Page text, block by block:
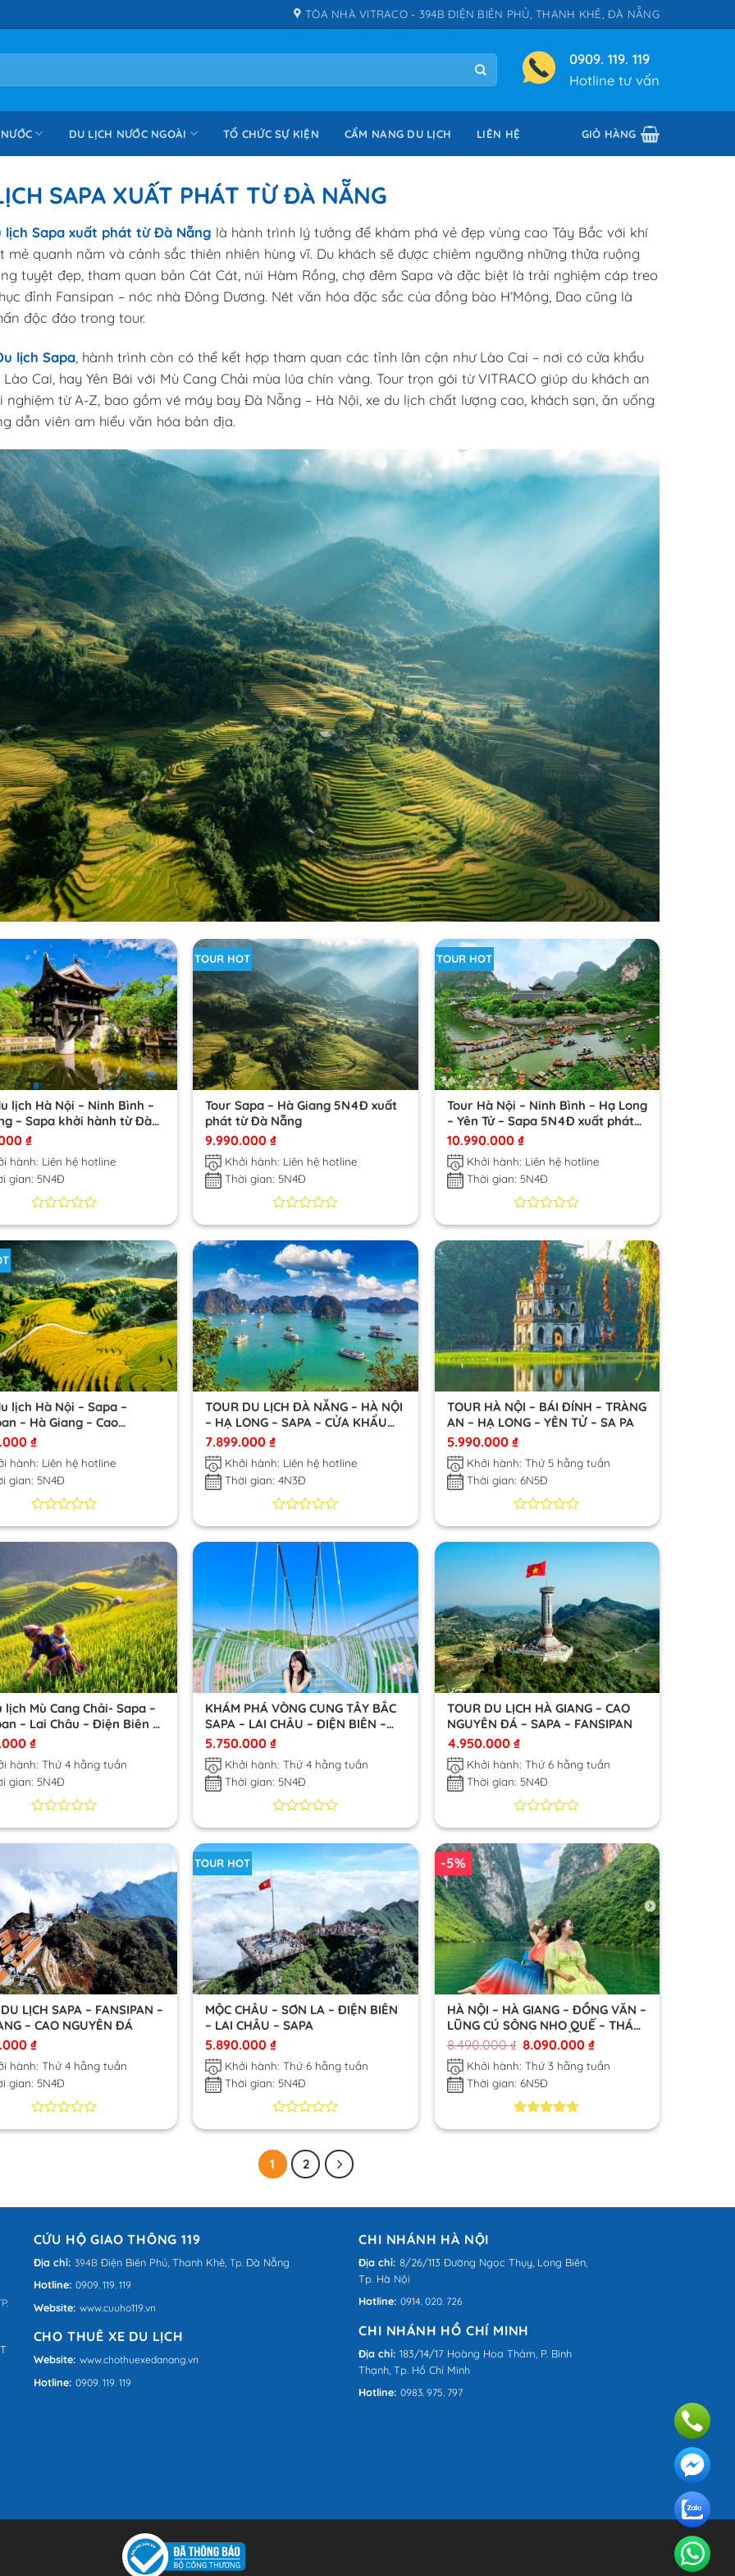
TÒA NHÀ VITRACO - 394B ĐIỆN BIÊN PHỦ, THANH KHÊ, ĐÀ NẴNG
0909. 119. 119
Hotline tư vấn
DU LỊCH NƯỚC NGOÀI TỔ CHỨC SỰ KIỆN CẨM NANG DU LỊCH LIÊN HỆ GIỎ HÀNG
SAPA XUẤT PHÁT TỪ ĐÀ NẴNG
lịch Sapa xuất phát từ Đà Nẵng là hành trình lý tưởng để khám phá vẻ đẹp vùng cao Tây Bắc với khí
mẻ quanh năm và cảnh sắc thiên nhiên hùng vĩ. Du khách sẽ được chiêm ngưỡng những thửa ruộng
tuyệt đẹp, tham quan bản Cát Cát, núi Hàm Rồng, chợ đêm Sapa và đặc biệt là trải nghiệm cáp treo
đỉnh Fansipan – nóc nhà Đông Dương. Nét văn hóa đặc sắc của đồng bào H’Mông, Dao cũng là
độc đáo trong tour.
lịch Sapa, hành trình còn có thể kết hợp tham quan các tỉnh lân cận như Lào Cai – nơi có cửa khẩu
Cai, hay Yên Bái với Mù Cang Chải mùa lúa chín vàng. Tour trọn gói từ VITRACO giúp du khách an
nghiệm từ A-Z, bao gồm vé máy bay Đà Nẵng – Hà Nội, xe du lịch chất lượng cao, khách sạn, ăn uống
dẫn viên am hiểu văn hóa bản địa.
lịch Hà Nội – Ninh Bình –
– Sapa khởi hành từ Đà
₫
hành: Liên hệ hotline
gian: 5N4Đ
dựa
trên
đánh
giá
TOUR HOT
Tour Sapa – Hà Giang 5N4Đ xuất
phát từ Đà Nẵng
9.990.000₫
Khởi hành: Liên hệ hotline
Thời gian: 5N4Đ
dựa
trên
đánh
giá
TOUR HOT
Tour Hà Nội – Ninh Bình – Hạ Long
– Yên Tử – Sapa 5N4Đ xuất phát
từ Đà Nẵng
10.990.000 ₫
Khởi hành: Liên hệ hotline
Thời gian: 5N4Đ
trên
đánh
giá
lịch Hà Nội – Sapa –
– Hà Giang – Cao
Đá – Hà Nội
₫
hành: Liên hệ hotline
gian: 5N4Đ
đánh
giá
TOUR DU LỊCH ĐÀ NẴNG – HÀ NỘI
– HẠ LONG – SAPA – CỬA KHẨU
HÀ KHẨU
7.899.000₫
Khởi hành: Liên hệ hotline
Thời gian: 4N3Đ
5
dựa
trên
đánh
giá
TOUR HÀ NỘI – BÁI ĐÍNH – TRÀNG
AN – HẠ LONG – YÊN TỬ – SA PA
5.990.000 ₫
Khởi hành: Thứ 5 hằng tuần
Thời gian: 6N5Đ
5
dựa
trên
đánh
giá
lịch Mù Cang Chải- Sapa –
– Lai Châu – Điện Biên –
– Mai Châu
₫
hành: Thứ 4 hằng tuần
gian: 5N4Đ
trên
đánh
giá
KHÁM PHÁ VÒNG CUNG TÂY BẮC
SAPA – LAI CHÂU – ĐIỆN BIÊN –
MỘC CHÂU – MAI CHÂU
5.750.000₫
Khởi hành: Thứ 4 hằng tuần
Thời gian: 5N4Đ
dựa
trên
đánh
giá
TOUR DU LỊCH HÀ GIANG – CAO
NGUYÊN ĐÁ – SAPA – FANSIPAN
4.950.000 ₫
Khởi hành: Thứ 6 hằng tuần
Thời gian: 5N4Đ
5
dựa
trên
đánh
giá
LỊCH SAPA – FANSIPAN –
– CAO NGUYÊN ĐÁ
₫
hành: Thứ 4 hằng tuần
gian: 5N4Đ
giá
TOUR HOT
MỘC CHÂU – SƠN LA – ĐIỆN BIÊN
– LAI CHÂU – SAPA
5.890.000₫
Khởi hành: Thứ 6 hằng tuần
Thời gian: 5N4Đ
5
dựa
trên
giá
-5%
HÀ NỘI – HÀ GIANG – ĐỒNG VĂN –
LŨNG CÚ SÔNG NHO QUẾ – THÁC
BẢN GIỐC – HỒ BA BỂ 6N5Đ
8.490.000₫ 8.090.000₫
Khởi hành: Thứ 3 hằng tuần
Thời gian: 6N5Đ
1 2
CỨU HỘ GIAO THÔNG 119
Địa chỉ: 394BĐiện Biên Phủ, Thanh Khê, Tp. Đà Nẵng
Hotline: 0909. 119. 119
Website: www.cuuho119.vn
CHO THUÊ XE DU LỊCH
Website: www.chothuexedanang.vn
Hotline: 0909. 119. 119
CHI NHÁNH HÀ NỘI
Địa chỉ: 8/26/113 Đường Ngọc Thụy, Long Biên,
Tp. Hà Nội
Hotline: 0914. 020. 726
CHI NHÁNH HỒ CHÍ MINH
Địa chỉ: 183/14/17 Hoàng Hoa Thám, P. Bình
Thạnh, Tp. Hồ Chí Minh
Hotline: 0983. 975. 797